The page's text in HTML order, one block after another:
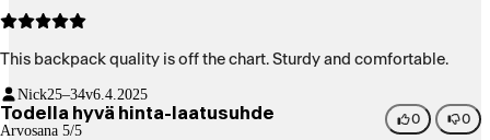
This backpack quality is off the chart. Sturdy and comfortable.
Nick25–34v6.4.2025
Todella hyvä hinta-laatusuhde
Arvosana 5/5
0 0